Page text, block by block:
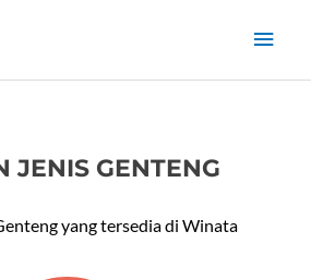
JENIS GENTENG
yang tersedia di Winata